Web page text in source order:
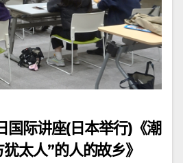
际讲座(日本举行)《潮
太人”的人的故乡》